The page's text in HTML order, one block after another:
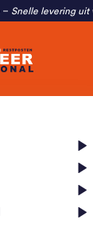
Snelle levering uit